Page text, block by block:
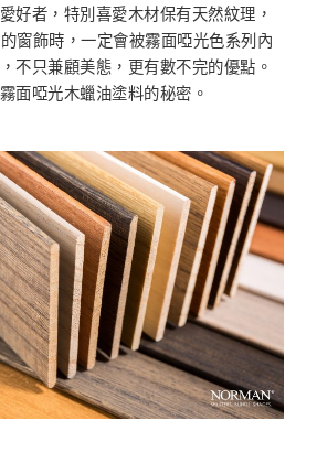
好者，特別喜愛木材保有天然紋理，
窗飾時，一定會被霧面啞光色系列內
不只兼顧美態，更有數不完的優點。
面啞光木蠟油塗料的秘密。